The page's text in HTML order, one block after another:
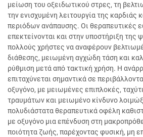
μείωση του οξειδωτικού στρες, τη
την ενισχυμένη λειτουργία της καρδιάς
περιόδων ανάπαυσης. Οι θεραπευτικές
επεκτείνονται και στην υποστήριξη της
πολλούς χρήστες να αναφέρουν
διάθεσης, μειωμένη αγχώδη τάση και
ρύθμιση μετά από τακτική χρήση. Η
επιταχύνεται σημαντικά σε
οξυγόνο, με μειωμένες επιπλοκές,
τραυμάτων και μειωμένο κίνδυνο
πολυδιάστατα θεραπευτικά οφέλη
με οξυγόνο μια επένδυση στη
ποιότητα ζωής, παρέχοντας φυσική, μη